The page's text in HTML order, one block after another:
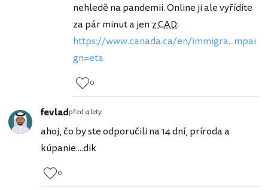
nehledě na pandemii. Online ji ale vyřídíte
za pár minut a jen7 CAD:
https://www.canada.ca/en/immigra...mpai
gn=eta
0
fevladpřed 4 lety
ahoj, čo by ste odporučili na 14 dní, príroda a
kúpanie....dik
0